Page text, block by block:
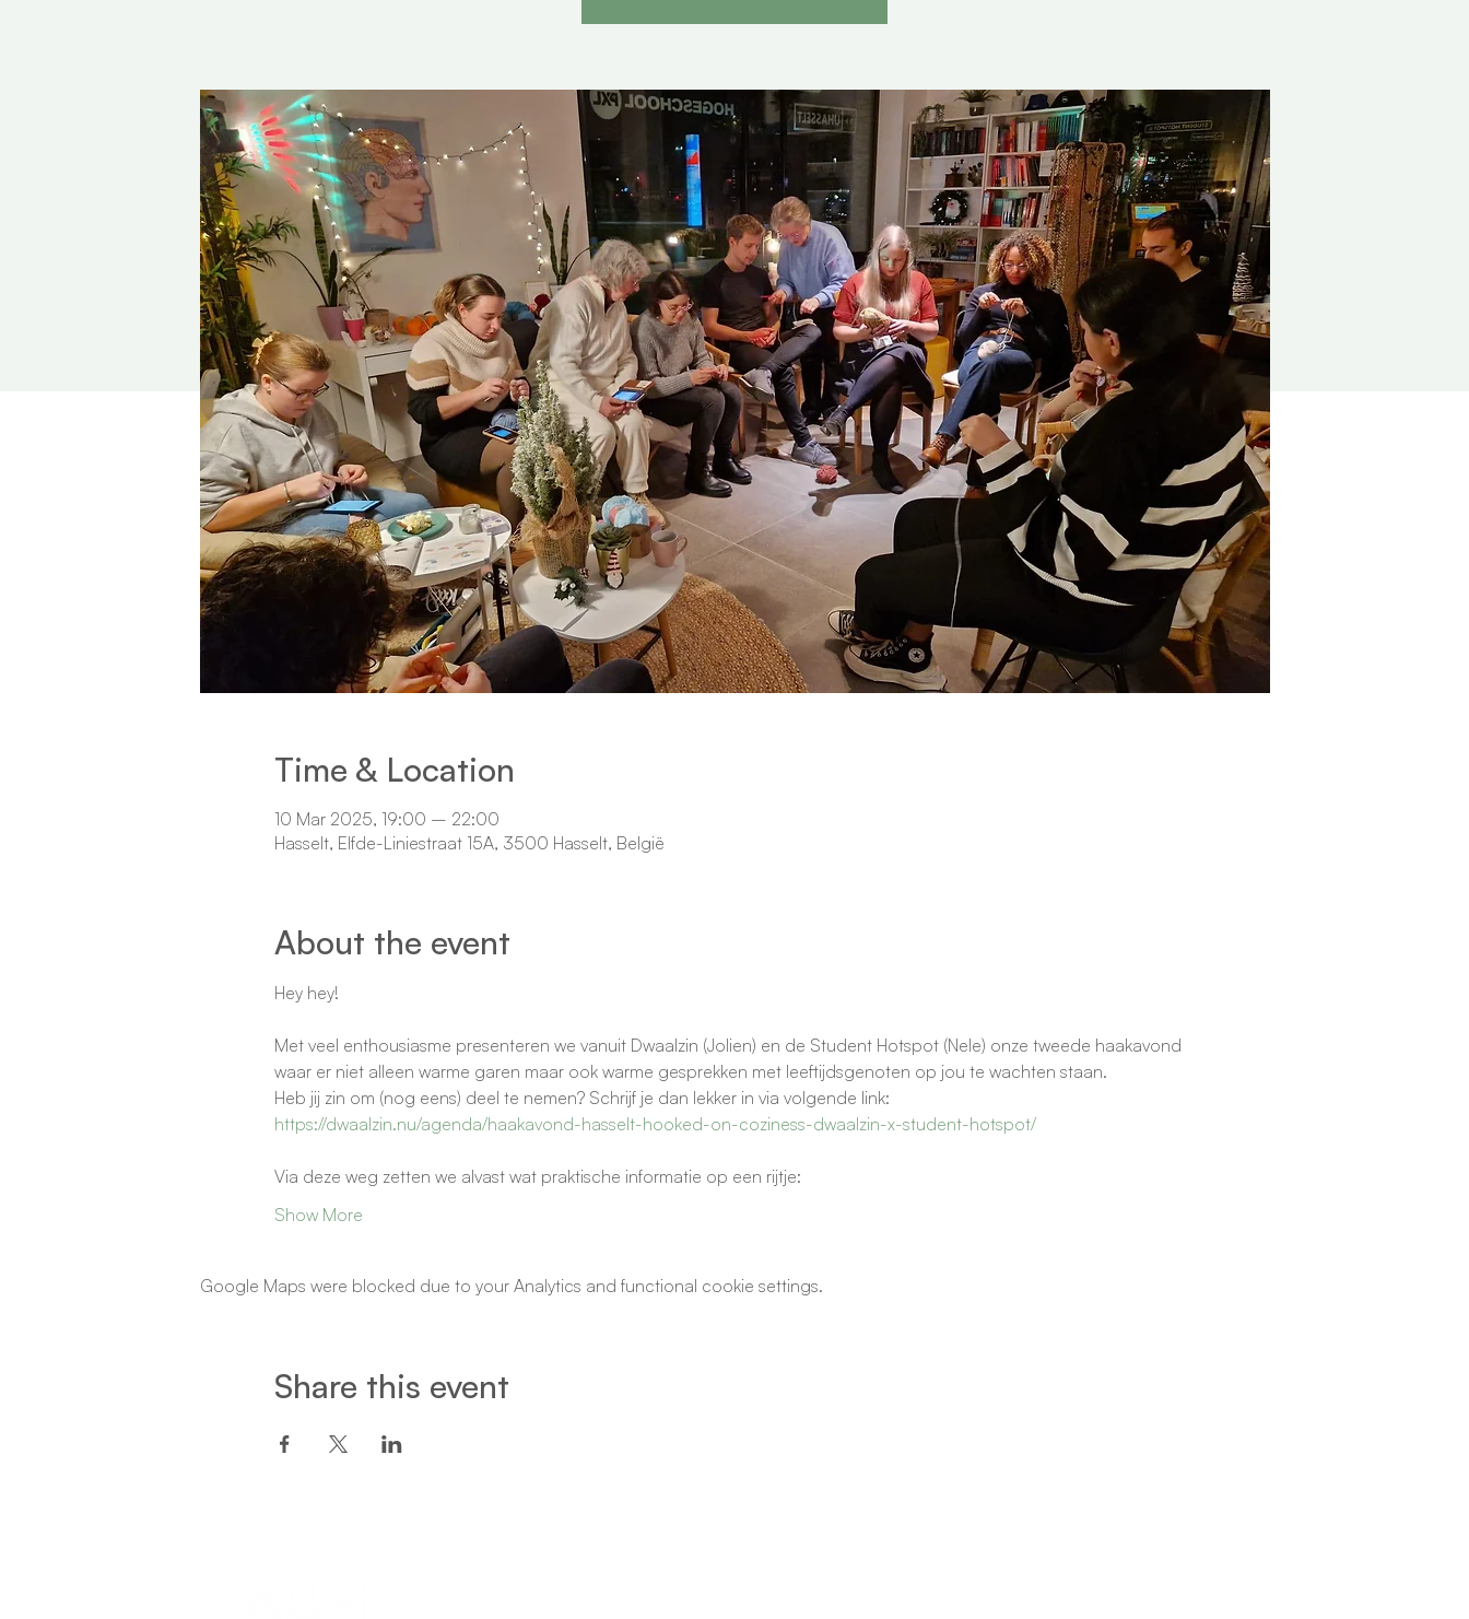
Time & Location
10 Mar 2025, 19:00 – 22:00
Hasselt, Elfde-Liniestraat 15A, 3500 Hasselt, België
About the event
Hey hey!
Met veel enthousiasme presenteren we vanuit Dwaalzin (Jolien) en de Student Hotspot (Nele) onze tweede haakavond
waar er niet alleen warme garen maar ook warme gesprekken met leeftijdsgenoten op jou te wachten staan.
Heb jij zin om (nog eens) deel te nemen? Schrijf je dan lekker in via volgende link:
https://dwaalzin.nu/agenda/haakavond-hasselt-hooked-on-coziness-dwaalzin-x-student-hotspot/
Via deze weg zetten we alvast wat praktische informatie op een rijtje:
Show More
Google Maps were blocked due to your Analytics and functional cookie settings.
Share this event